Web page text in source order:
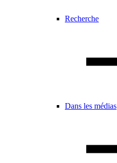
Recherche
Dans les médias